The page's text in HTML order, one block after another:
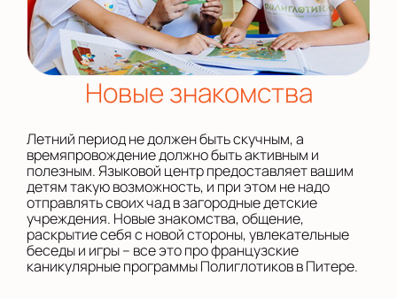
Новые знакомства
Летний период не должен быть скучным, а
времяпровождение должно быть активным и
полезным. Языковой центр предоставляет вашим
детям такую возможность, и при этом не надо
отправлять своих чад в загородные детские
учреждения. Новые знакомства, общение,
раскрытие себя с новой стороны, увлекательные
беседы и игры – все это про французские
каникулярные программы Полиглотиков в Питере.